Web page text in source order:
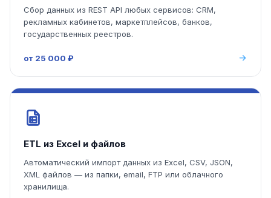
Сбор данных из REST API любых сервисов: CRM,
рекламных кабинетов, маркетплейсов, банков,
государственных реестров.
от 25 000 ₽
ETL из Excel и файлов
Автоматический импорт данных из Excel, CSV, JSON,
XML файлов — из папки, email, FTP или облачного
хранилища.